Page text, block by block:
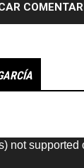
not supported